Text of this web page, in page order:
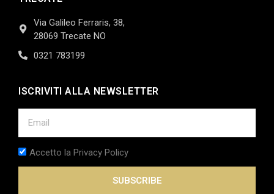
Via Galileo Ferraris, 38,
28069 Trecate NO
0321 783199
ISCRIVITI ALLA NEWSLETTER
Accetto la Privacy Policy
SUBSCRIBE